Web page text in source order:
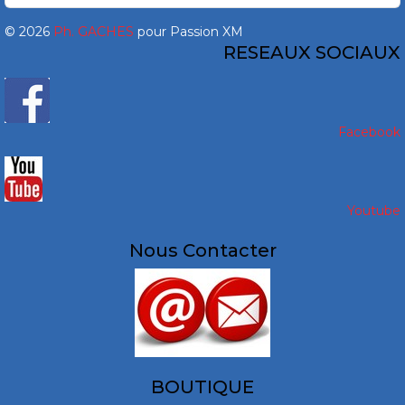
© 2026 Ph. GACHES pour Passion XM
RESEAUX SOCIAUX
Facebook
Youtube
Nous Contacter
BOUTIQUE